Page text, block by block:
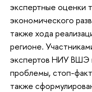
экспертные оценки
экономического
также хода
регионе.
экспертов НИУ ВШЭ
проблемы, стоп-
также